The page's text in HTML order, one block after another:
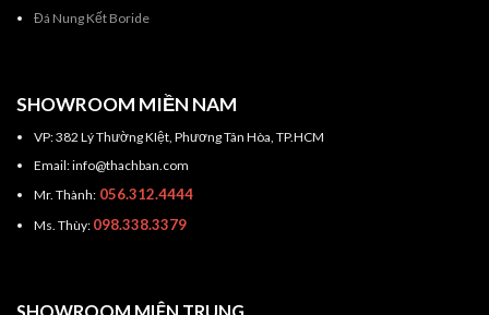
Đá Nung Kết Boride
SHOWROOM MIỀN NAM
VP: 382 Lý Thường KIệt, Phương Tân Hòa, TP.HCM
Email: info@thachban.com
Mr. Thành:056.312.4444
Ms. Thùy: 098.338.3379